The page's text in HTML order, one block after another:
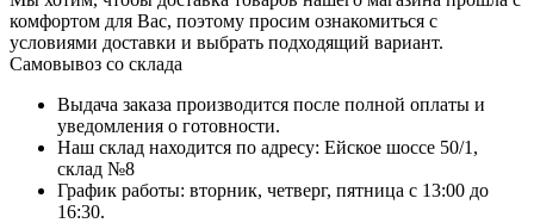
комфортом для Вас, поэтому просим ознакомиться с
условиями доставки и выбрать подходящий вариант.
Самовывоз со склада
Выдача заказа производится после полной оплаты и
уведомления о готовности.
Наш склад находится по адресу: Ейское шоссе 50/1,
склад №8
График работы: вторник, четверг, пятница с 13:00 до
16:30.